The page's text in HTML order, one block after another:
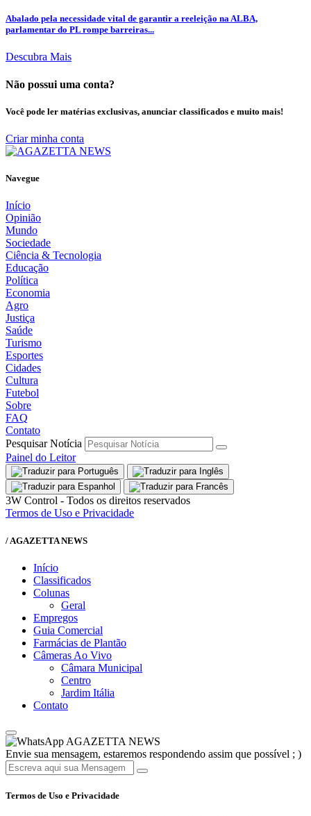
Abalado pela necessidade vital de garantir a reeleição na ALBA,
parlamentar do PL rompe barreiras...
Descubra Mais
Não possui uma conta?
Você pode ler matérias exclusivas, anunciar classificados e muito mais!
Criar minha conta
Navegue
Início
Opinião
Mundo
Sociedade
Ciência & Tecnologia
Educação
Política
Economia
Agro
Justiça
Saúde
Turismo
Esportes
Cidades
Cultura
Futebol
Sobre
FAQ
Contato
Pesquisar Notícia
Painel do Leitor
3W Control - Todos os direitos reservados
Termos de Uso e Privacidade
/ AGAZETTA NEWS
Início
Classificados
Colunas
Geral
Empregos
Guia Comercial
Farmácias de Plantão
Câmeras Ao Vivo
Câmara Municipal
Centro
Jardim Itália
Contato
AGAZETTA NEWS
Envie sua mensagem, estaremos respondendo assim que possível ; )
Termos de Uso e Privacidade